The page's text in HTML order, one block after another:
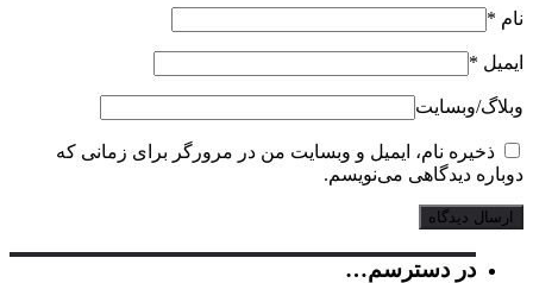
*
‌وبسایت
نام، ایمیل و وبسایت من در مرورگر برای زمانی که
دیدگاهی می‌نویسم.
در دسترسم…